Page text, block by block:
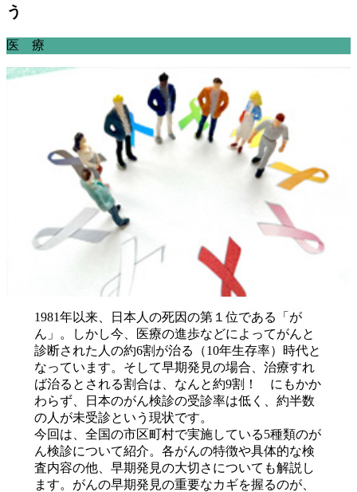
う
医 療
1981年以来、日本人の死因の第１位である「が
ん」。しかし今、医療の進歩などによってがんと
診断された人の約6割が治る（10年生存率）時代と
なっています。そして早期発見の場合、治療すれ
ば治るとされる割合は、なんと約9割！ にもかか
わらず、日本のがん検診の受診率は低く、約半数
の人が未受診という現状です。
今回は、全国の市区町村で実施している5種類のが
ん検診について紹介。各がんの特徴や具体的な検
査内容の他、早期発見の大切さについても解説し
ます。がんの早期発見の重要なカギを握るのが、